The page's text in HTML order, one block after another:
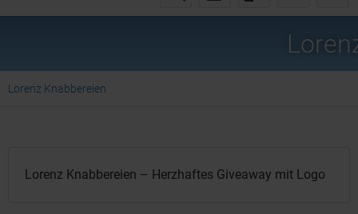
Lorenz Knabbereien
Lorenz Knabbereien – Herzhaftes Giveaway mit Logo